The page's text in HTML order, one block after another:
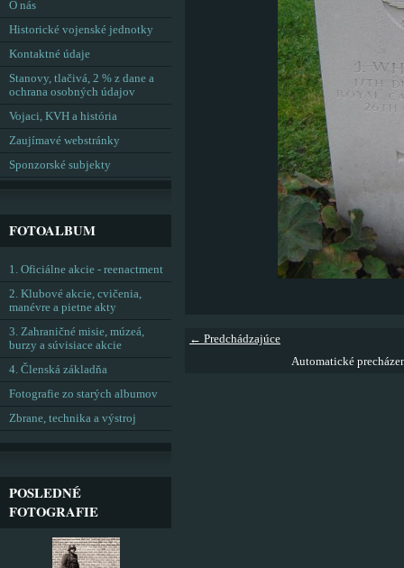
← Predchádzajúce
Automatické
O nás
Historické vojenské jednotky
Kontaktné údaje
Stanovy, tlačivá, 2 % z dane a
ochrana osobných údajov
Vojaci, KVH a história
Zaujímavé webstránky
Sponzorské subjekty
FOTOALBUM
1. Oficiálne akcie - reenactment
2. Klubové akcie, cvičenia,
manévre a pietne akty
3. Zahraničné misie, múzeá,
burzy a súvisiace akcie
4. Členská základňa
Fotografie zo starých albumov
Zbrane, technika a výstroj
POSLEDNÉ
FOTOGRAFIE